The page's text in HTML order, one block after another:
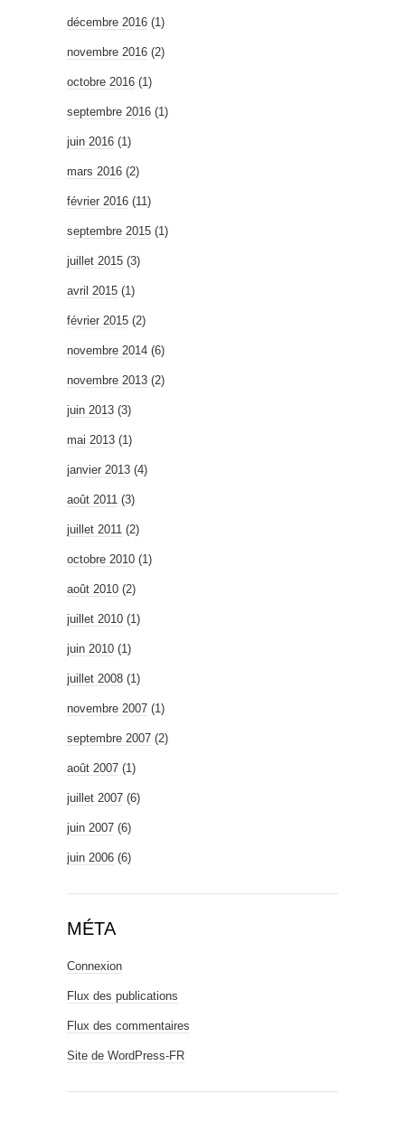
décembre 2016 (1)
novembre 2016 (2)
octobre 2016 (1)
septembre 2016 (1)
juin 2016 (1)
mars 2016 (2)
février 2016 (11)
septembre 2015 (1)
juillet 2015 (3)
avril 2015 (1)
février 2015 (2)
novembre 2014 (6)
novembre 2013 (2)
juin 2013 (3)
mai 2013 (1)
janvier 2013 (4)
août 2011 (3)
juillet 2011 (2)
octobre 2010 (1)
août 2010 (2)
juillet 2010 (1)
juin 2010 (1)
juillet 2008 (1)
novembre 2007 (1)
septembre 2007 (2)
août 2007 (1)
juillet 2007 (6)
juin 2007 (6)
juin 2006 (6)
MÉTA
Connexion
Flux des publications
Flux des commentaires
Site de WordPress-FR